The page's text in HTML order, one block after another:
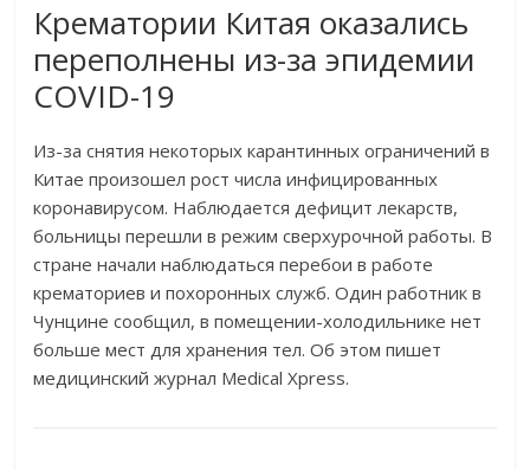
Крематории Китая оказались
переполнены из-за эпидемии
COVID-19
Из-за снятия некоторых карантинных ограничений в
Китае произошел рост числа инфицированных
коронавирусом. Наблюдается дефицит лекарств,
больницы перешли в режим сверхурочной работы. В
стране начали наблюдаться перебои в работе
крематориев и похоронных служб. Один работник в
Чунцине сообщил, в помещении-холодильнике нет
больше мест для хранения тел. Об этом пишет
медицинский журнал Medical Xpress.